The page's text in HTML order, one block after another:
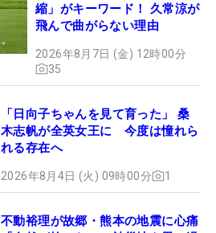
縮」がキーワード！ 久常涼が
飛んで曲がらない理由
2026年8月7日 (金) 12時00分
35
「日向子ちゃんを見て育った」 桑
木志帆が全英女王に 今度は憧れら
れる存在へ
2026年8月4日 (火) 09時00分 1
不動裕理が故郷・熊本の地震に心痛